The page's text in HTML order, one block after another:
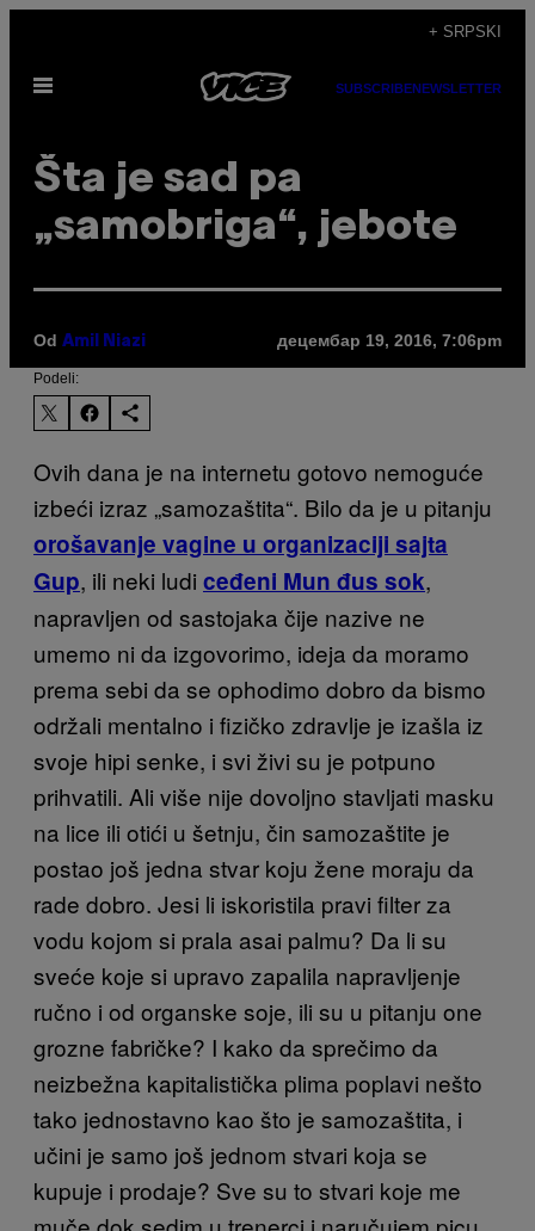
садржај
+ SRPSKI
Otvori
SUBSCRIBENEWSLETTER
​Šta je sad pa
„samobriga“, jebote
Od Amil Niazi децембар 19, 2016, 7:06pm
Podeli:
Ovih dana je na internetu gotovo nemoguće
izbeći izraz „samozaštita“. Bilo da je u pitanju
orošavanje vagine u organizaciji sajta
Gup, ili neki ludi ceđeni Mun đus sok,
napravljen od sastojaka čije nazive ne
umemo ni da izgovorimo, ideja da moramo
prema sebi da se ophodimo dobro da bismo
održali mentalno i fizičko zdravlje je izašla iz
svoje hipi senke, i svi živi su je potpuno
prihvatili. Ali više nije dovoljno stavljati masku
na lice ili otići u šetnju, čin samozaštite je
postao još jedna stvar koju žene moraju da
rade dobro. Jesi li iskoristila pravi filter za
vodu kojom si prala asai palmu? Da li su
sveće koje si upravo zapalila napravljenje
ručno i od organske soje, ili su u pitanju one
grozne fabričke? I kako da sprečimo da
neizbežna kapitalistička plima poplavi nešto
tako jednostavno kao što je samozaštita, i
učini je samo još jednom stvari koja se
kupuje i prodaje? Sve su to stvari koje me